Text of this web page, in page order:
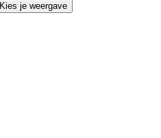
Kies je weergave